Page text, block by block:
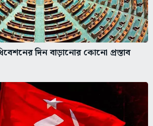
দিন বাড়ানোর কোনো প্রস্তাব